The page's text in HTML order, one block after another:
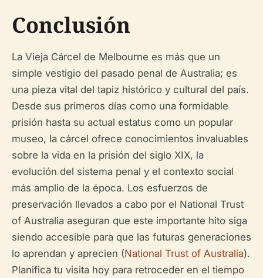
Conclusión
La Vieja Cárcel de Melbourne es más que un
simple vestigio del pasado penal de Australia; es
una pieza vital del tapiz histórico y cultural del país.
Desde sus primeros días como una formidable
prisión hasta su actual estatus como un popular
museo, la cárcel ofrece conocimientos invaluables
sobre la vida en la prisión del siglo XIX, la
evolución del sistema penal y el contexto social
más amplio de la época. Los esfuerzos de
preservación llevados a cabo por el National Trust
of Australia aseguran que este importante hito siga
siendo accesible para que las futuras generaciones
lo aprendan y aprecien (National Trust of Australia).
Planifica tu visita hoy para retroceder en el tiempo